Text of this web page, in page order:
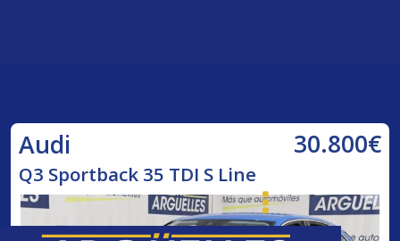
Audi 30.800€
Q3 Sportback 35 TDI S Line